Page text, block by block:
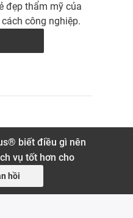
đẹp thẩm mỹ của
công nghiệp.
biết điều gì nên
vụ tốt hơn cho
hồi